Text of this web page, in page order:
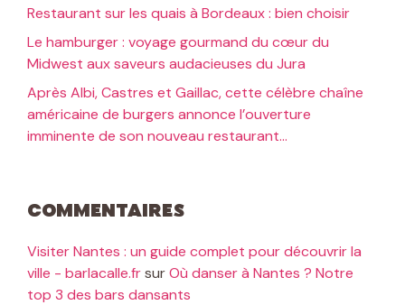
Restaurant sur les quais à Bordeaux : bien choisir
Le hamburger : voyage gourmand du cœur du
Midwest aux saveurs audacieuses du Jura
Après Albi, Castres et Gaillac, cette célèbre chaîne
américaine de burgers annonce l’ouverture
imminente de son nouveau restaurant…
Commentaires
Visiter Nantes : un guide complet pour découvrir la
ville - barlacalle.frsurOù danser à Nantes ? Notre
top 3 des bars dansants